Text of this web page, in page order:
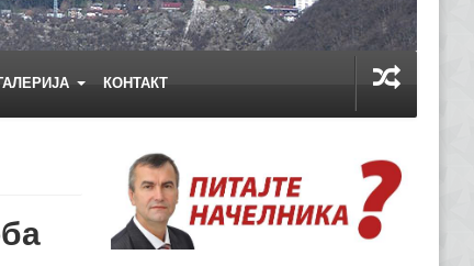
КОНТАКТ